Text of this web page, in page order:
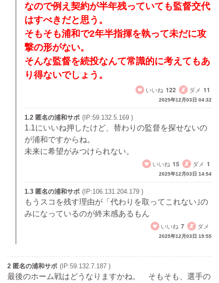
なので例え契約が半年残っていても監督交代
はすべきだと思う。
そもそも浦和で2年半指揮を執って未だに攻
撃の形がない。
そんな監督を続投なんて常識的に考えてもあ
り得ないでしょう。
いいね 122 ダメ 11
2025年12月03日 04:32
1.2 匿名の浦和サポ (IP:59.132.5.169 )
1.1にいいね押したけど、替わりの監督を探せないの
が浦和ですからね。
未来に希望がみつけられない。
いいね 15 ダメ 1
2025年12月03日 14:54
1.3 匿名の浦和サポ (IP:106.131.204.179 )
もうスコを残す理由が「代わりを取ってこれない｣の
みになっているのが終末感あるもん
いいね 7 ダメ
2025年12月03日 19:55
2 匿名の浦和サポ (IP:59.132.7.187 )
最後のホーム戦はどうなりますかね。 そもそも、選手の